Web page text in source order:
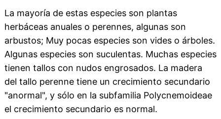
La mayoría de estas especies son plantas
herbáceas anuales o perennes, algunas son
arbustos; Muy pocas especies son vides o árboles.
Algunas especies son suculentas. Muchas especies
tienen tallos con nudos engrosados. La madera
del tallo perenne tiene un crecimiento secundario
"anormal", y sólo en la subfamilia Polycnemoideae
el crecimiento secundario es normal.